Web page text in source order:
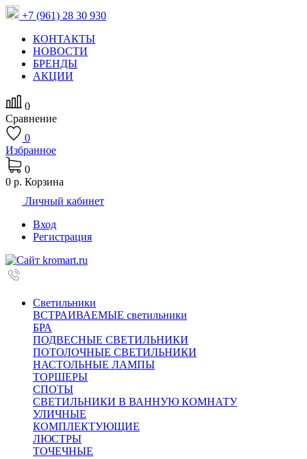
+7 (961) 28 30 930
КОНТАКТЫ
НОВОСТИ
БРЕНДЫ
АКЦИИ
0
Сравнение
0
Избранное
0
0 р. Корзина
Личный кабинет
Вход
Регистрация
Светильники
ВСТРАИВАЕМЫЕ светильники
БРА
ПОДВЕСНЫЕ СВЕТИЛЬНИКИ
ПОТОЛОЧНЫЕ СВЕТИЛЬНИКИ
НАСТОЛЬНЫЕ ЛАМПЫ
ТОРШЕРЫ
СПОТЫ
СВЕТИЛЬНИКИ В ВАННУЮ КОМНАТУ
УЛИЧНЫЕ
КОМПЛЕКТУЮЩИЕ
ЛЮСТРЫ
ТОЧЕЧНЫЕ